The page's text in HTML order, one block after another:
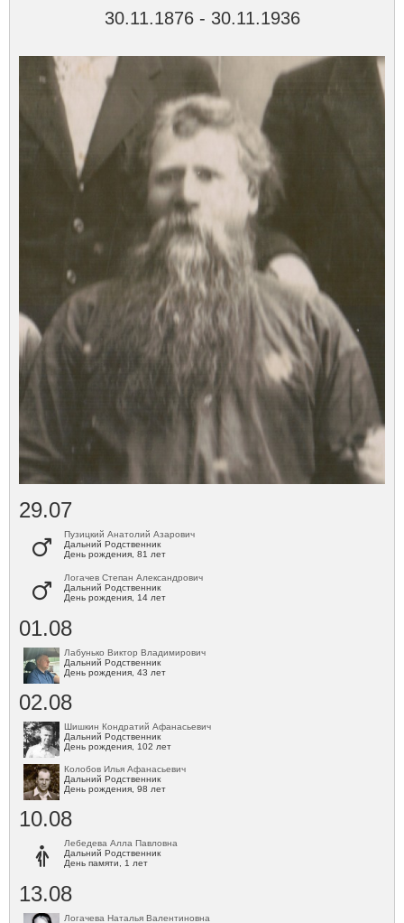
30.11.1876 - 30.11.1936
29.07
Пузицкий Анатолий Азарович
Дальний Родственник
День рождения, 81 лет
Логачев Степан Александрович
Дальний Родственник
День рождения, 14 лет
01.08
Лабунько Виктор Владимирович
Дальний Родственник
День рождения, 43 лет
02.08
Шишкин Кондратий Афанасьевич
Дальний Родственник
День рождения, 102 лет
Колобов Илья Афанасьевич
Дальний Родственник
День рождения, 98 лет
10.08
Лебедева Алла Павловна
Дальний Родственник
День памяти, 1 лет
13.08
Логачева Наталья Валентиновна